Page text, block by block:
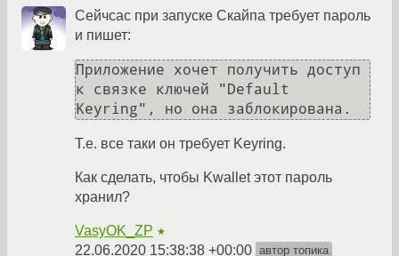
Сейчсас при запуске Скайпа требует пароль
и пишет:
Приложение хочет получить доступ
к связке ключей "Default
Т.е. все таки он требует Keyring.
Как сделать, чтобы Kwallet этот пароль
хранил?
VasyOK_ZP ★
22.06.2020 15:38:38 +00:00 автор топика